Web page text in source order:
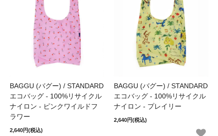
BAGGU (バグー) / STANDARD
エコバッグ - 100%リサイクル
ナイロン - ピンクワイルドフ
ラワー
2,640円(税込)
BAGGU (バグー) / STANDARD
エコバッグ - 100%リサイクル
ナイロン - プレイリー
2,640円(税込)